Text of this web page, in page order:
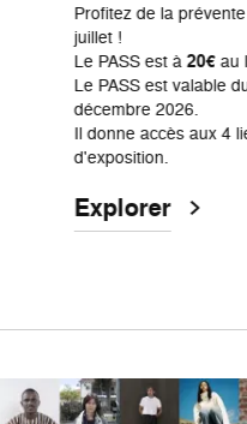
Profitez de la
juillet !
Le PASS est à20€au
Le PASS est valable
décembre 2026.
Il donne accès aux 4
d'exposition.
Explorer